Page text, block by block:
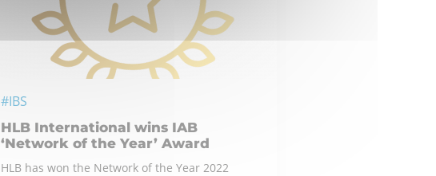
#IBS
HLB International wins IAB
‘Network of the Year’ Award
HLB has won the Network of the Year 2022